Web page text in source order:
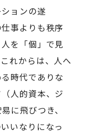
ョンの遂
事よりも秩序
を「個」で見
れからは、人へ
時代でありな
人的資本、ジ
に飛びつき、
いなりになっ